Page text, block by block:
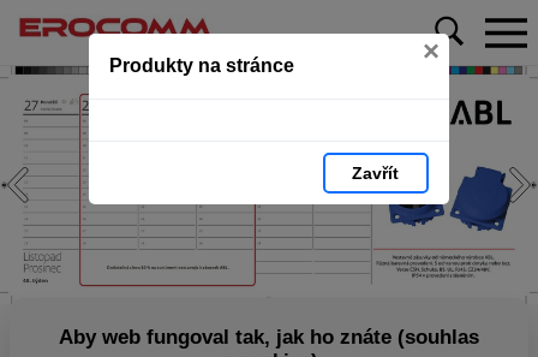
Produkty na stránce ×
Zavřít
Aby web fungoval tak, jak ho znáte (souhlas